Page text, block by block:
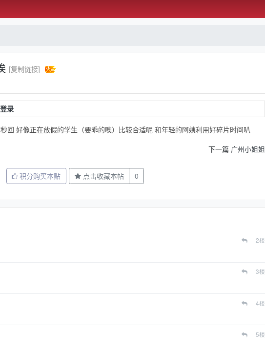
[复制链接]
录
回 好像正在放假的学生（要乖的噢）比较合适呢 和年轻的阿姨利用好碎片时间叭
下一篇 广州小姐姐
积分购买本贴 点击收藏本帖 0
2楼
3楼
4楼
5楼